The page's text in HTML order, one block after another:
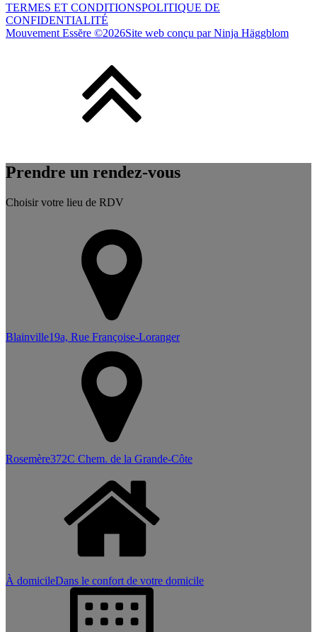
TERMES ET CONDITIONSPOLITIQUE DE
CONFIDENTIALITÉ
Mouvement Essĕre ©2026Site web conçu par Ninja Häggblom
Prendre un rendez-vous
Choisir votre lieu de RDV
Blainville19a, Rue Françoise-Loranger
Rosemère372C Chem. de la Grande-Côte
À domicileDans le confort de votre domicile